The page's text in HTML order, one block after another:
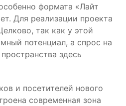
формата «Лайт
Для реализации проекта
так как у этой
потенциал, а спрос на
здесь
и посетителей нового
современная зона